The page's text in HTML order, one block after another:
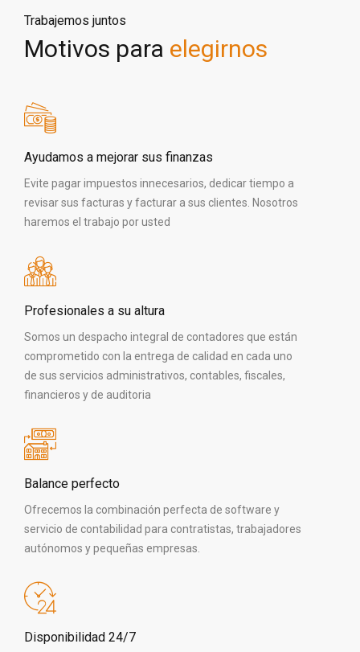
Trabajemos juntos
Motivos para elegirnos
Ayudamos a mejorar sus finanzas
Evite pagar impuestos innecesarios, dedicar tiempo a
revisar sus facturas y facturar a sus clientes. Nosotros
haremos el trabajo por usted
Profesionales a su altura
Somos un despacho integral de contadores que están
comprometido con la entrega de calidad en cada uno
de sus servicios administrativos, contables, fiscales,
financieros y de auditoria
Balance perfecto
Ofrecemos la combinación perfecta de software y
servicio de contabilidad para contratistas, trabajadores
autónomos y pequeñas empresas.
Disponibilidad 24/7